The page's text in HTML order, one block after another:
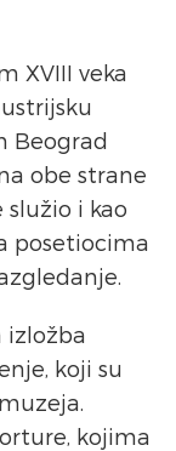
XVIII veka
Beograd
obe strane
služio i kao
posetiocima
izložba
koji su
kojima